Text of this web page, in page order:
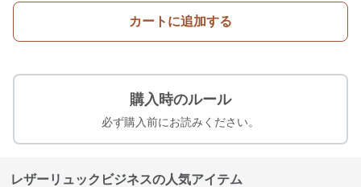
カートに追加する
購入時のルール
必ず購入前にお読みください。
レザーリュックビジネスの人気アイテム